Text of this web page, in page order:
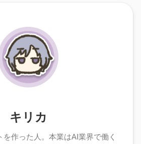
キリカ
を作った人。本業はAI業界で働く